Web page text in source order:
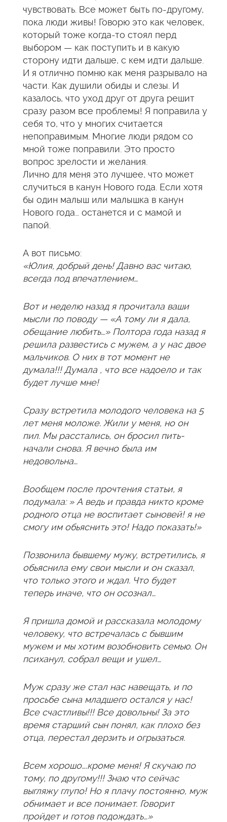
чувствовать. Все может быть по-другому,
пока люди живы! Говорю это как человек,
который тоже когда-то стоял перд
выбором — как поступить и в какую
сторону идти дальше, с кем идти дальше.
И я отлично помню как меня разрывало на
части. Как душили обиды и слезы. И
казалось, что уход друг от друга решит
сразу разом все проблемы! Я поправила у
себя то, что у многих считается
непоправимым. Многие люди рядом со
мной тоже поправили. Это просто
вопрос зрелости и желания.
Лично для меня это лучшее, что может
случиться в канун Нового года. Если хотя
бы один малыш или малышка в канун
Нового года… останется и с мамой и
папой.
А вот письмо:
«Юлия, добрый день! Давно вас читаю,
всегда под впечатлением…
Вот и неделю назад я прочитала ваши
мысли по поводу — «А тому ли я дала,
обещание любить…» Полтора года назад я
решила развестись с мужем, а у нас двое
мальчиков. О них в тот момент не
думала!!! Думала , что все надоело и так
будет лучше мне!
Сразу встретила молодого человека на 5
лет меня моложе. Жили у меня, но он
пил. Мы расстались, он бросил пить-
начали снова. Я вечно была им
недовольна…
Вообщем после прочтения статьи, я
подумала: » А ведь и правда никто кроме
родного отца не воспитает сыновей! я не
смогу им обьяснить это! Надо показать!»
Позвонила бывшему мужу, встретились, я
обьяснила ему свои мысли и он сказал,
что только этого и ждал. Что будет
теперь иначе, что он осознал…
Я пришла домой и рассказала молодому
человеку, что встречалась с бывшим
мужем и мы хотим возобновить семью. Он
психанул, собрал вещи и ушел…
Муж сразу же стал нас навещать, и по
просьбе сына младшего остался у нас!
Все счастливы!!! Все довольны! За это
время старший сын понял, как плохо без
отца, перестал дерзить и огрызаться.
Всем хорошо….кроме меня! Я скучаю по
тому, по другому!!! Знаю что сейчас
выгляжу глупо! Но я плачу постоянно, муж
обнимает и все понимает. Говорит
пройдет и готов подождать…»